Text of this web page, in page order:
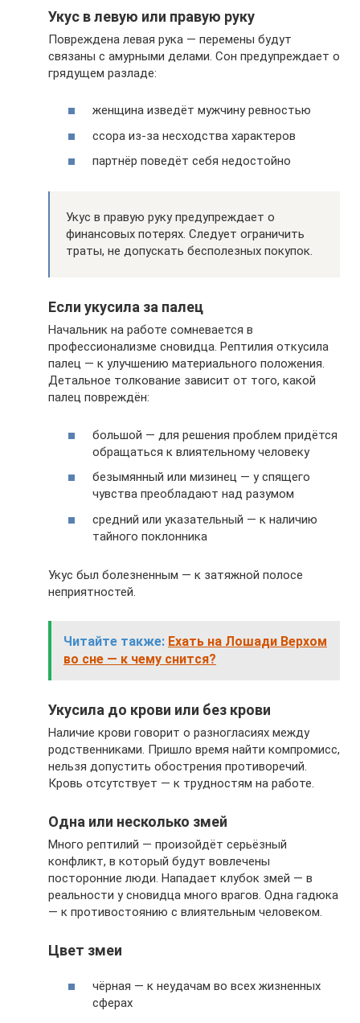
Укус в левую или правую руку
Повреждена левая рука — перемены будут
связаны с амурными делами. Сон предупреждает о
грядущем разладе:
женщина изведёт мужчину ревностью
ссора из-за несходства характеров
партнёр поведёт себя недостойно
Укус в правую руку предупреждает о
финансовых потерях. Следует ограничить
траты, не допускать бесполезных покупок.
Если укусила за палец
Начальник на работе сомневается в
профессионализме сновидца. Рептилия откусила
палец — к улучшению материального положения.
Детальное толкование зависит от того, какой
палец повреждён:
большой — для решения проблем придётся
обращаться к влиятельному человеку
безымянный или мизинец — у спящего
чувства преобладают над разумом
средний или указательный — к наличию
тайного поклонника
Укус был болезненным — к затяжной полосе
неприятностей.
Читайте также: Ехать на Лошади Верхом
во сне — к чему снится?
Укусила до крови или без крови
Наличие крови говорит о разногласиях между
родственниками. Пришло время найти компромисс,
нельзя допустить обострения противоречий.
Кровь отсутствует — к трудностям на работе.
Одна или несколько змей
Много рептилий — произойдёт серьёзный
конфликт, в который будут вовлечены
посторонние люди. Нападает клубок змей — в
реальности у сновидца много врагов. Одна гадюка
— к противостоянию с влиятельным человеком.
Цвет змеи
чёрная — к неудачам во всех жизненных
сферах